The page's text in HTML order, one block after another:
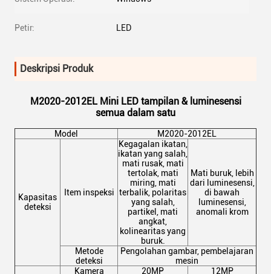
Petir: LED
Deskripsi Produk
M2020-2012EL Mini LED tampilan & luminesensi
semua dalam satu
Model M2020-2012EL
Kapasitas
deteksi
Item inspeksi
Kegagalan ikatan,
ikatan yang salah,
mati rusak, mati
tertolak, mati
miring, mati
terbalik, polaritas
yang salah,
partikel, mati
angkat,
kolinearitas yang
buruk.
Mati buruk, lebih
dari luminesensi,
di bawah
luminesensi,
anomali krom
Metode
deteksi
Pengolahan gambar, pembelajaran
mesin
Kamera
20MP 12MP